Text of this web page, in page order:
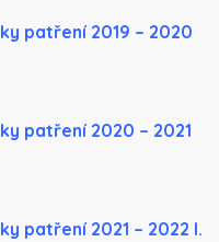
patření 2019 – 2020
patření 2020 – 2021
patření 2021 – 2022 I.